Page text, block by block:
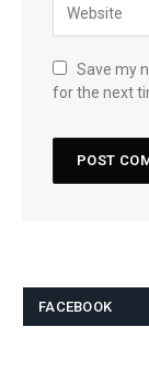
Save my
for the next
FACEBOOK